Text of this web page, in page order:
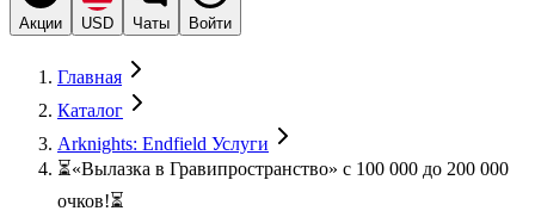
Акции USD Чаты Войти
Главная
Каталог
Arknights: Endfield Услуги
⏳«Вылазка в Гравипространство» с 100 000 до 200 000
очков!⏳